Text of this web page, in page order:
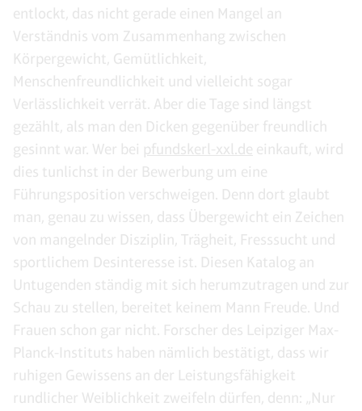
entlockt, das nicht gerade einen Mangel an
Verständnis vom Zusammenhang zwischen
Körpergewicht, Gemütlichkeit,
Menschenfreundlichkeit und vielleicht sogar
Verlässlichkeit verrät. Aber die Tage sind längst
gezählt, als man den Dicken gegenüber freundlich
gesinnt war. Wer bei pfundskerl-xxl.de einkauft, wird
dies tunlichst in der Bewerbung um eine
Führungsposition verschweigen. Denn dort glaubt
man, genau zu wissen, dass Übergewicht ein Zeichen
von mangelnder Disziplin, Trägheit, Fresssucht und
sportlichem Desinteresse ist. Diesen Katalog an
Untugenden ständig mit sich herumzutragen und zur
Schau zu stellen, bereitet keinem Mann Freude. Und
Frauen schon gar nicht. Forscher des Leipziger Max-
Planck-Instituts haben nämlich bestätigt, dass wir
ruhigen Gewissens an der Leistungsfähigkeit
rundlicher Weiblichkeit zweifeln dürfen, denn: „Nur